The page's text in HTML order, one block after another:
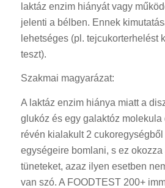
laktáz enzim hiányát vagy
jelenti a bélben. Ennek
lehetséges (pl. tejcukorterhelést
teszt).
Szakmai magyarázat:
A laktáz enzim hiánya miatt a
glukóz és egy galaktóz
révén kialakult 2
egységeire bomlani, s ez
tüneteket, azaz ilyen esetben
van szó. A FOODTEST 200+